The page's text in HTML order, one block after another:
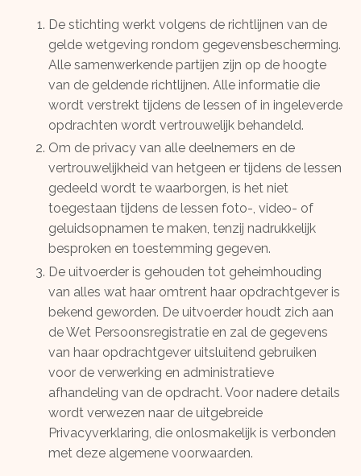
De stichting werkt volgens de richtlijnen van de
gelde wetgeving rondom gegevensbescherming.
Alle samenwerkende partijen zijn op de hoogte
van de geldende richtlijnen. Alle informatie die
wordt verstrekt tijdens de lessen of in ingeleverde
opdrachten wordt vertrouwelijk behandeld.
Om de privacy van alle deelnemers en de
vertrouwelijkheid van hetgeen er tijdens de lessen
gedeeld wordt te waarborgen, is het niet
toegestaan tijdens de lessen foto-, video- of
geluidsopnamen te maken, tenzij nadrukkelijk
besproken en toestemming gegeven.
De uitvoerder is gehouden tot geheimhouding
van alles wat haar omtrent haar opdrachtgever is
bekend geworden. De uitvoerder houdt zich aan
de Wet Persoonsregistratie en zal de gegevens
van haar opdrachtgever uitsluitend gebruiken
voor de verwerking en administratieve
afhandeling van de opdracht. Voor nadere details
wordt verwezen naar de uitgebreide
Privacyverklaring, die onlosmakelijk is verbonden
met deze algemene voorwaarden.